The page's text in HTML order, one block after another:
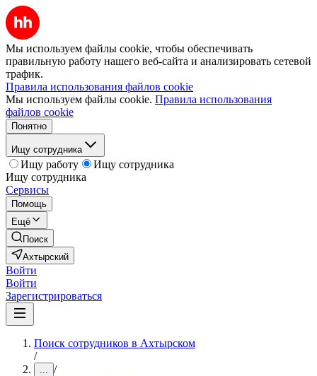
Мы используем файлы cookie, чтобы обеспечивать
правильную работу нашего веб-сайта и анализировать сетевой
трафик.
Правила использования файлов cookie
Мы используем файлы cookie. Правила использования
файлов cookie
Понятно
Ищу сотрудника
Ищу работу
Ищу сотрудника
Ищу сотрудника
Сервисы
Помощь
Ещё
Поиск
Ахтырский
Войти
Войти
Зарегистрироваться
Поиск сотрудников в Ахтырском
/
... /